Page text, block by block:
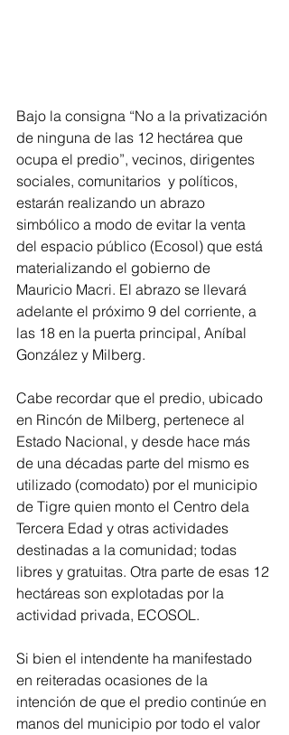
Bajo la consigna “No a la privatización
de ninguna de las 12 hectárea que
ocupa el predio”, vecinos, dirigentes
sociales, comunitarios  y políticos,
estarán realizando un abrazo
simbólico a modo de evitar la venta
del espacio público (Ecosol) que está
materializando el gobierno de
Mauricio Macri. El abrazo se llevará
adelante el próximo 9 del corriente, a
las 18 en la puerta principal, Aníbal
González y Milberg.
Cabe recordar que el predio, ubicado
en Rincón de Milberg, pertenece al
Estado Nacional, y desde hace más
de una décadas parte del mismo es
utilizado (comodato) por el municipio
de Tigre quien monto el Centro dela
Tercera Edad y otras actividades
destinadas a la comunidad; todas
libres y gratuitas. Otra parte de esas 12
hectáreas son explotadas por la
actividad privada, ECOSOL.
Si bien el intendente ha manifestado
en reiteradas ocasiones de la
intención de que el predio continúe en
manos del municipio por todo el valor